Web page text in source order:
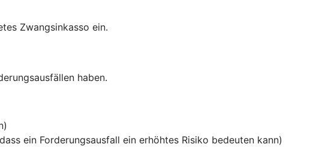
Zwangsinkasso ein.
haben.
ein Forderungsausfall ein erhöhtes Risiko bedeuten kann)